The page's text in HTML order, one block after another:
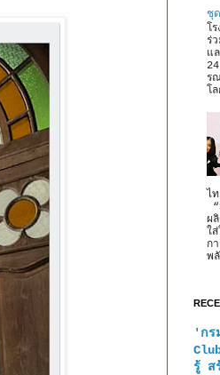
ชุ
โ
ร่
แ
ร
โ
ไ
ผ
ใ
ก
พ
'กร
รู้ ส